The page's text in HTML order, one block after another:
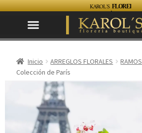
KAROL´S FLORERIA
Inicio ARREGLOS FLORALES
Colección de París